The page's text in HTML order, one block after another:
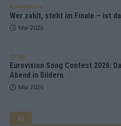
KOMMENTAR
Wer zahlt, steht im Finale – ist
Mai 2026
EXTRA
Eurovision Song Contest 2026:
Abend in Bildern
Mai 2026
AD